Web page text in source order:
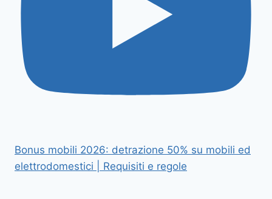
Bonus mobili 2026: detrazione 50% su mobili ed
elettrodomestici | Requisiti e regole